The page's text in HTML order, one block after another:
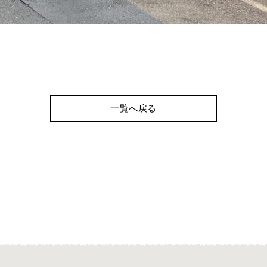
一覧へ戻る